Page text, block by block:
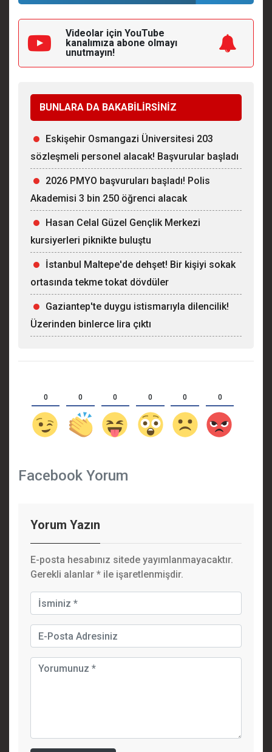
Videolar için YouTube
kanalımıza abone olmayı
unutmayın!
BUNLARA DA BAKABİLİRSİNİZ
Eskişehir Osmangazi Üniversitesi 203
sözleşmeli personel alacak! Başvurular başladı
2026 PMYO başvuruları başladı! Polis
Akademisi 3 bin 250 öğrenci alacak
Hasan Celal Güzel Gençlik Merkezi
kursiyerleri piknikte buluştu
İstanbul Maltepe'de dehşet! Bir kişiyi sokak
ortasında tekme tokat dövdüler
Gaziantep'te duygu istismarıyla dilencilik!
Üzerinden binlerce lira çıktı
0 0 0 0 0 0
Facebook Yorum
Yorum Yazın
E-posta hesabınız sitede yayımlanmayacaktır.
Gerekli alanlar * ile işaretlenmişdir.